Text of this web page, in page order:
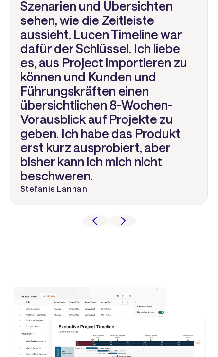
Szenarien und Übersichten
sehen, wie die Zeitleiste
aussieht. Lucen Timeline war
dafür der Schlüssel. Ich liebe
es, aus Project importieren zu
können und Kunden und
Führungskräften einen
übersichtlichen 8-Wochen-
Vorausblick auf Projekte zu
geben. Ich habe das Produkt
erst kurz ausprobiert, aber
bisher kann ich mich nicht
beschweren.
Stefanie Lannan